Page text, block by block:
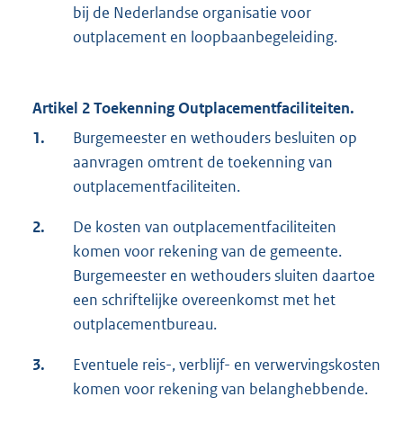
bij de Nederlandse organisatie voor
outplacement en loopbaanbegeleiding.
Artikel 2 Toekenning Outplacementfaciliteiten.
1.
Burgemeester en wethouders besluiten op
aanvragen omtrent de toekenning van
outplacementfaciliteiten.
2.
De kosten van outplacementfaciliteiten
komen voor rekening van de gemeente.
Burgemeester en wethouders sluiten daartoe
een schriftelijke overeenkomst met het
outplacementbureau.
3.
Eventuele reis-, verblijf- en verwervingskosten
komen voor rekening van belanghebbende.